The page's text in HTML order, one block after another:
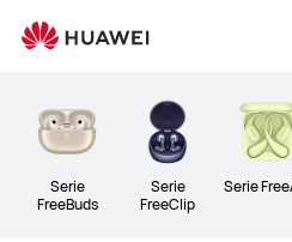
Serie
FreeBuds
Serie
FreeClip
Serie